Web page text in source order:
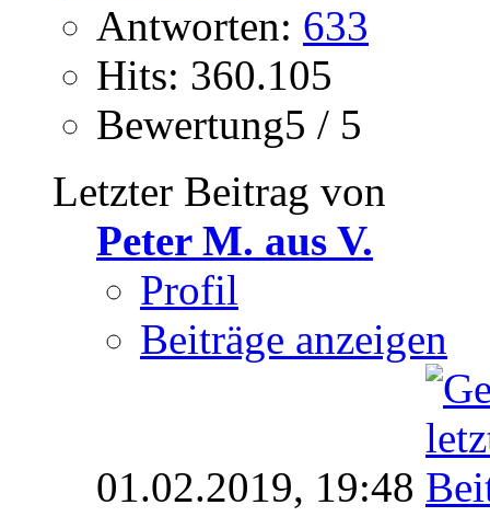
Antworten: 633
Hits: 360.105
Bewertung5 / 5
Letzter Beitrag von
Peter M. aus V.
Profil
Beiträge anzeigen
01.02.2019, 19:48